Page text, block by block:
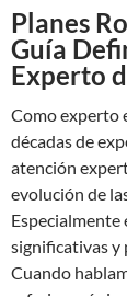
Planes
Guía
Experto
Como experto
décadas de
atención
evolución de
Especialmente
significativas y
Cuando